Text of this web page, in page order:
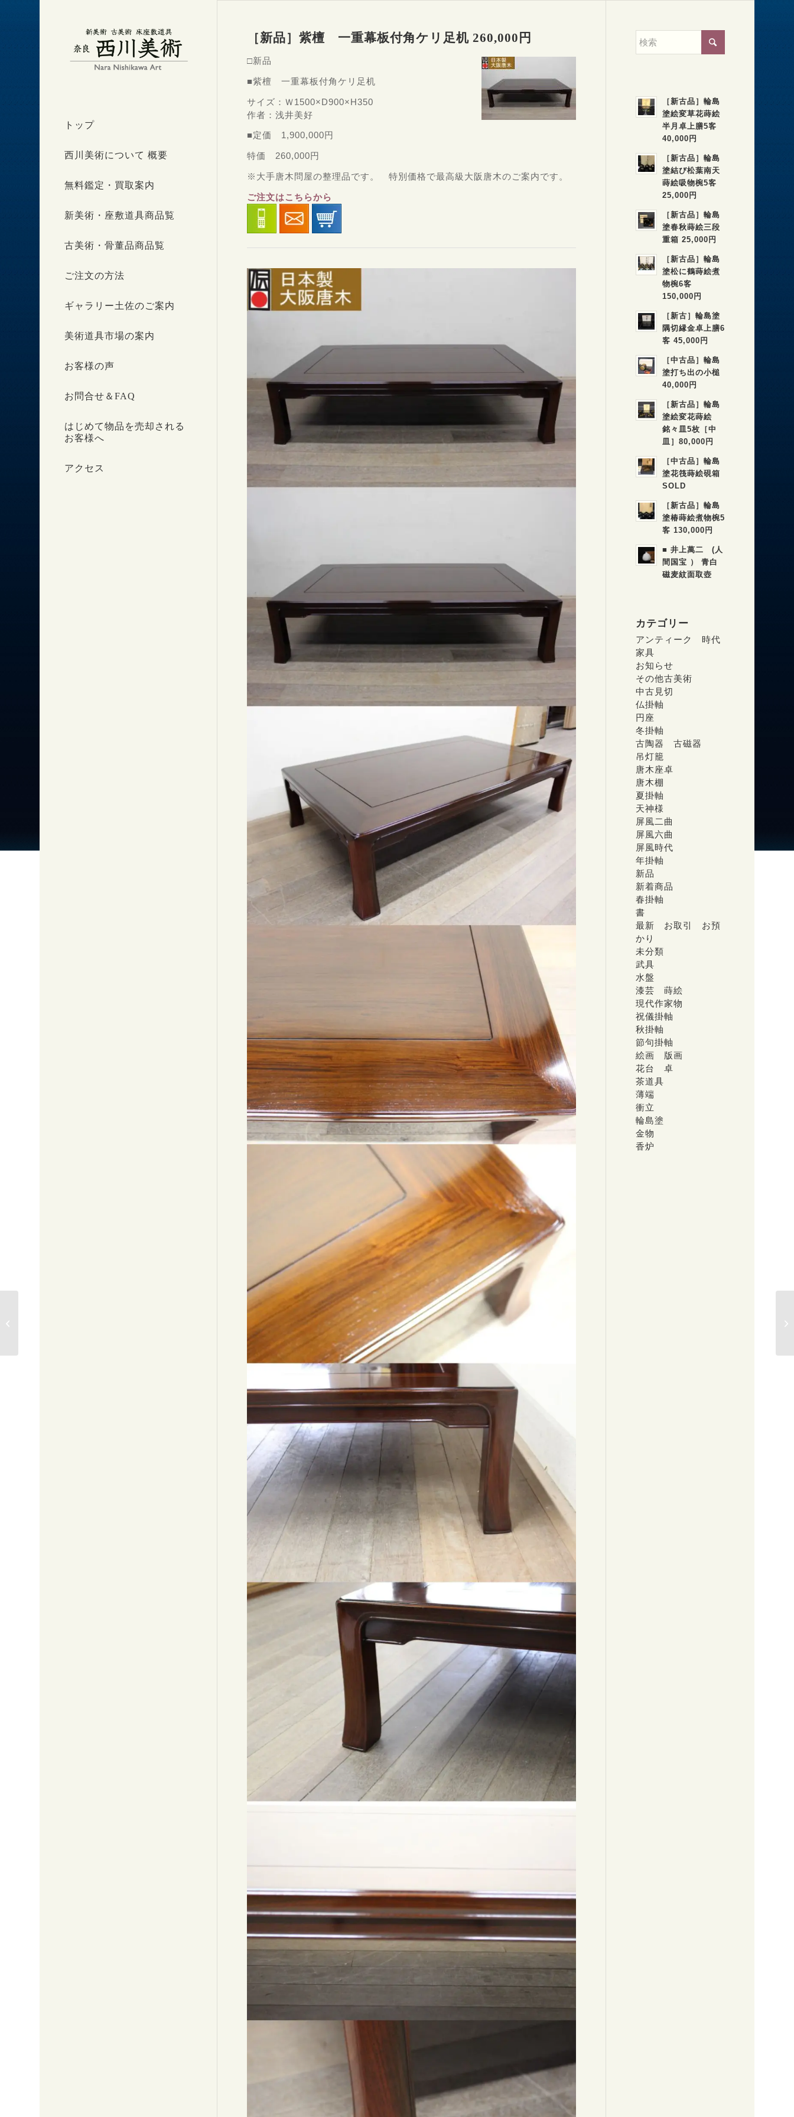
トップ
西川美術について 概要
無料鑑定・買取案内
新美術・座敷道具商品覧
古美術・骨董品商品覧
ご注文の方法
ギャラリー土佐のご案内
美術道具市場の案内
お客様の声
お問合せ＆FAQ
はじめて物品を売却される
お客様へ
アクセス
［新品］紫檀 一重幕板付角ケリ足机 260,000円
□新品
■紫檀 一重幕板付角ケリ足机
サイズ：Ｗ1500×D900×H350
作者：浅井美好
■定価 1,900,000円
特価 260,000円
※大手唐木問屋の整理品です。 特別価格で最高級大阪唐木のご案内です。
ご注文はこちらから
［新古品］輪島
塗絵変草花蒔絵
半月卓上膳5客
40,000円
［新古品］輪島
塗結び松葉南天
蒔絵吸物椀5客
25,000円
［新古品］輪島
塗春秋蒔絵三段
重箱 25,000円
［新古品］輪島
塗松に鶴蒔絵煮
物椀6客
150,000円
［新古］輪島塗
隅切縁金卓上膳6
客 45,000円
［中古品］輪島
塗打ち出の小槌
40,000円
［新古品］輪島
塗絵変花蒔絵
銘々皿5枚［中
皿］80,000円
［中古品］輪島
塗花筏蒔絵硯箱
SOLD
［新古品］輪島
塗椿蒔絵煮物椀5
客 130,000円
■ 井上萬二 (人
間国宝 ） 青白
磁麦紋面取壺
カテゴリー
アンティーク 時代
家具
お知らせ
その他古美術
中古見切
仏掛軸
円座
冬掛軸
古陶器 古磁器
吊灯籠
唐木座卓
唐木棚
夏掛軸
天神様
屏風二曲
屏風六曲
屏風時代
年掛軸
新品
新着商品
春掛軸
書
最新 お取引 お預
かり
未分類
武具
水盤
漆芸 蒔絵
現代作家物
祝儀掛軸
秋掛軸
節句掛軸
絵画 版画
花台 卓
茶道具
薄端
衝立
輪島塗
金物
香炉